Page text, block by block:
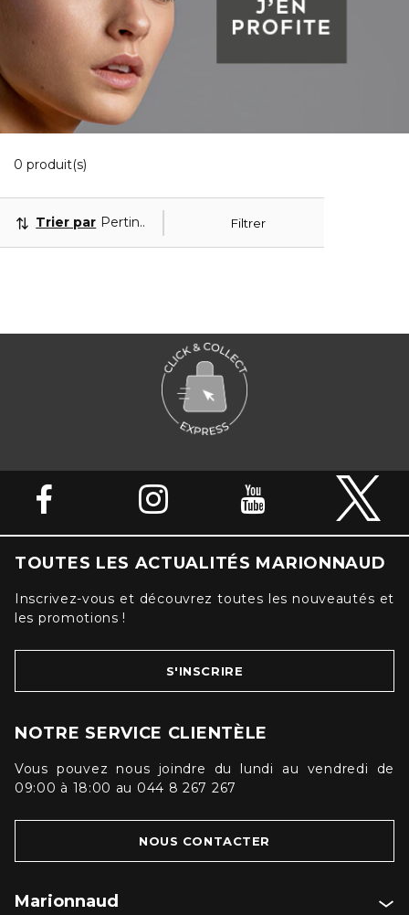
0 produit(s)
Filtrer
Trier par Pertinence
TOUTES LES ACTUALITÉS MARIONNAUD
Inscrivez-vous et découvrez toutes les nouveautés et
les promotions !
S'INSCRIRE
NOTRE SERVICE CLIENTÈLE
Vous pouvez nous joindre du lundi au vendredi de
09:00 à 18:00 au 044 8 267 267
NOUS CONTACTER
Marionnaud